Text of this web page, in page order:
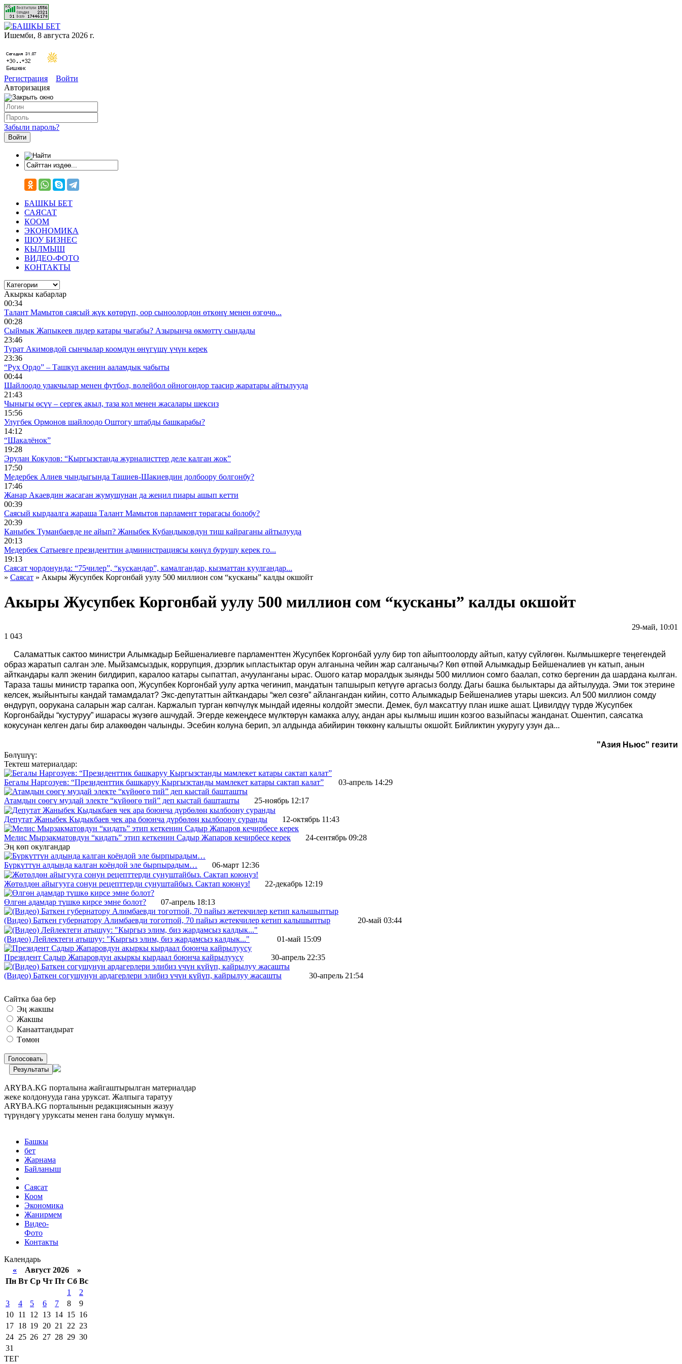
Ишемби, 8 августа 2026 г.
Регистрация
Войти
Авторизация
Забыли пароль?
БАШКЫ БЕТ
САЯСАТ
КООМ
ЭКОНОМИКА
ШОУ БИЗНЕС
КЫЛМЫШ
ВИДЕО-ФОТО
КОНТАКТЫ
Акыркы кабарлар
00:34
Талант Мамытов саясый жүк көтөрүп, оор сыноолордон өткөнү менен өзгөчө...
00:28
Сыймык Жапыкеев лидер катары чыгабы? Азырынча өкмөттү сындады
23:46
Турат Акимовдой сынчылар коомдун өнүгүшү үчүн керек
23:36
“Рух Ордо” – Ташкул акенин ааламдык чабыты
00:44
Шайлоодо улакчылар менен футбол, волейбол ойногондор таасир жаратары айтылууда
21:43
Чыныгы өсүү – сергек акыл, таза кол менен жасалары шексиз
15:56
Улугбек Ормонов шайлоодо Оштогу штабды башкарабы?
14:12
“Шакалёнок”
19:28
Эрулан Кокулов: “Кыргызстанда журналисттер деле калган жок”
17:50
Медербек Алиев чындыгында Ташиев-Шакиевдин долбоору болгонбу?
17:46
Жанар Акаевдин жасаган жумушунан да жеңил пиары ашып кетти
00:39
Саясый кырдаалга жараша Талант Мамытов парламент төрагасы болобу?
20:39
Каныбек Туманбаевде не айып? Жаныбек Кубандыковдун тиш кайраганы айтылууда
20:13
Медербек Сатыевге президенттин администрациясы көңүл бурушу керек го...
19:13
Саясат чордонунда: “75чилер”, “кускандар”, камалгандар, кызматтан куулгандар...
» Саясат » Акыры Жусупбек Коргонбай уулу 500 миллион сом “кусканы” калды окшойт
Акыры Жусупбек Коргонбай уулу 500 миллион сом “кусканы” калды окшойт
29-май, 10:01
1 043 ᠌ ᠌ ᠌ ᠌᠌ ᠌ ᠌᠌
Саламаттык сактоо министри Алымкадыр Бейшеналиевге парламенттен Жусупбек Коргонбай уулу бир топ айыптоолорду айтып, катуу сүйлөгөн. Кылмышкерге теңегендей
образ жаратып салган эле. Мыйзамсыздык, коррупция, дээрлик ыпластыктар орун алганына чейин жар салганычы? Көп өтпөй Алымкадыр Бейшеналиев үн катып, анын
айткандары калп экенин билдирип, каралоо катары сыпаттап, ачууланганы ырас. Ошого катар моралдык зыянды 500 миллион сомго баалап, сотко бергенин да шардана кылган.
Тараза ташы министр тарапка ооп, Жусупбек Коргонбай уулу артка чегинип, мандатын тапшырып кетүүгө аргасыз болду. Дагы башка былыктары да айтылууда. Эми ток этерине
келсек, жыйынтыгы кандай тамамдалат? Экс-депутаттын айткандары “жел сөзгө” айлангандан кийин, сотто Алымкадыр Бейшеналиев утары шексиз. Ал 500 миллион сомду
өндүрүп, оорукана саларын жар салган. Каржалып турган көпчүлүк мындай идеяны колдойт эмеспи. Демек, бул максаттуу план ишке ашат. Цивилдүү түрдө Жусупбек
Коргонбайды “кустуруу” ишарасы жүзөгө ашчудай. Эгерде кежеңдесе мүлктөрүн камакка алуу, андан ары кылмыш ишин козгоо вазыйпасы жанданат. Ошентип, саясатка
кокусунан келген дагы бир алакөөдөн чалынды. Эсебин колуна берип, эл алдында абийирин төккөнү калышты окшойт. Бийликтин укуругу узун да...
"Азия Ньюс" гезити
Бөлүшүү:
Тектеш материалдар:
Бегалы Наргозуев: “Президенттик башкаруу Кыргызстанды мамлекет катары сактап калат” 03-апрель 14:29
Атамдын сөөгү муздай электе “күйөөгө тий” деп кыстай башташты 25-ноябрь 12:17
Депутат Жаныбек Кыдыкбаев чек ара боюнча дүрбөлөң кылбоону суранды 12-октябрь 11:43
Мелис Мырзакматовдун “кидать” этип кеткенин Садыр Жапаров кечирбесе керек
24-сентябрь 09:28
Эң көп окулгандар
Бүркүттүн алдында калган коёндой эле бырпырадым… 06-март 12:36
Жөтөлдөн айыгууга сонун рецепттерди сунуштайбыз. Сактап коюңуз! 22-декабрь 12:19
Өлгөн адамдар түшкө кирсе эмне болот? 07-апрель 18:13
(Видео) Баткен губернатору Алимбаевди тоготпой, 70 пайыз жетекчилер кетип калышыптыр 20-май 03:44
(Видео) Лейлектеги атышуу: "Кыргыз элим, биз жардамсыз калдык..." 01-май 15:09
Президент Садыр Жапаровдун акыркы кырдаал боюнча кайрылуусу 30-апрель 22:35
(Видео) Баткен согушунун ардагерлери элибиз үчүн күйүп, кайрылуу жасашты 30-апрель 21:54
Сайтка баа бер
Эң жакшы
Жакшы
Канааттандырат
Төмөн
Голосовать
Результаты
ARYBA.KG порталына жайгаштырылган материалдар
жеке колдонууда гана уруксат. Жалпыга таратуу
ARYBA.KG порталынын редакциясынын жазуу
түрүндөгү уруксаты менен гана болушу мүмкүн.
Башкы
бет
Жарнама
Байланыш
Саясат
Коом
Экономика
Жанирмем
Видео-
Фото
Контакты
Календарь
« Август 2026 »
Пн Вт Ср Чт Пт Сб Вс
1
2
3
4 5 6 7 8
9
10 11 12 13 14 15 16
17 18 19 20 21 22 23
24 25 26 27 28 29 30
31
ТЕГ